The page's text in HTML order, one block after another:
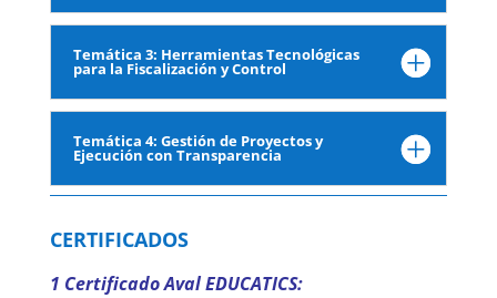
Temática 3: Herramientas Tecnológicas
para la Fiscalización y Control
Temática 4: Gestión de Proyectos y
Ejecución con Transparencia
CERTIFICADOS
1 Certificado Aval EDUCATICS: